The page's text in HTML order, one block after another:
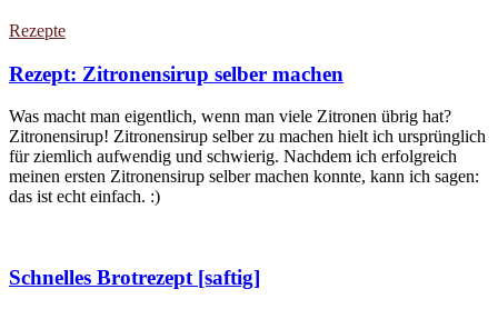
Rezepte
Rezept: Zitronensirup selber machen
Was macht man eigentlich, wenn man viele Zitronen übrig hat?
Zitronensirup! Zitronensirup selber zu machen hielt ich ursprünglich
für ziemlich aufwendig und schwierig. Nachdem ich erfolgreich
meinen ersten Zitronensirup selber machen konnte, kann ich sagen:
das ist echt einfach. :)
Schnelles Brotrezept [saftig]